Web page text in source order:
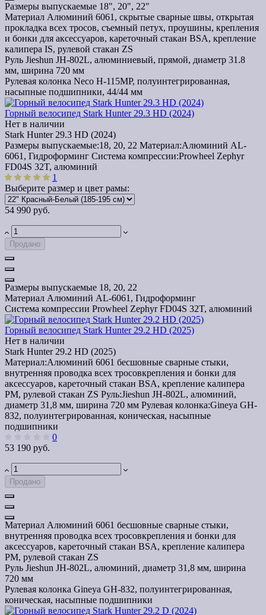
Размеры выпускаемые 18", 20", 22"
Материал Алюминий 6061, скрытые сварные швы, открытая
прокладка всех тросов, съемный петух, проушины, крепления
и бонки для аксессуаров, кареточный стакан BSA, крепление
калипера IS, рулевой стакан ZS
Руль Jieshun JH-802L, алюминиевый, прямой, диаметр 31.8
мм, ширина 720 мм
Рулевая колонка Neco H-115MP, полуинтегрированная,
насыпные подшипники, 44/44 мм
Горный велосипед Stark Hunter 29.3 HD (2024)
Нет в наличии
Stark Hunter 29.3 HD (2024)
Размеры выпускаемые:18, 20, 22 Материал:Алюминий AL-
6061, Гидроформинг Система компрессии:Prowheel Zephyr
FD04S 32T, алюминий
1
Выберите размер и цвет рамы:
54 990 руб.
Продано
Размеры выпускаемые 18, 20, 22
Материал Алюминий AL-6061, Гидроформинг
Система компрессии Prowheel Zephyr FD04S 32T, алюминий
Горный велосипед Stark Hunter 29.2 HD (2025)
Нет в наличии
Stark Hunter 29.2 HD (2025)
Материал:Алюминий 6061 бесшовные сварные стыки,
внутренняя проводка всех тросовкрепления и бонки для
аксессуаров, кареточный стакан BSA, крепление калипера
PM, рулевой стакан ZS Руль:Jieshun JH-802L, алюминий,
диаметр 31,8 мм, ширина 720 мм Рулевая колонка:Gineya GH-
832, полуинтегрированная, коническая, насыпные
подшипники
0
53 190 руб.
Продано
Материал Алюминий 6061 бесшовные сварные стыки,
внутренняя проводка всех тросовкрепления и бонки для
аксессуаров, кареточный стакан BSA, крепление калипера
PM, рулевой стакан ZS
Руль Jieshun JH-802L, алюминий, диаметр 31,8 мм, ширина
720 мм
Рулевая колонка Gineya GH-832, полуинтегрированная,
коническая, насыпные подшипники